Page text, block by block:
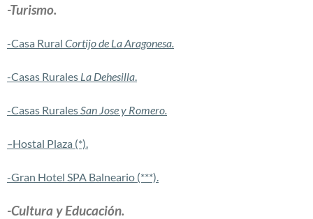
-Turismo.
-Casa Rural Cortijo de La Aragonesa.
-Casas Rurales La Dehesilla
-Casas Rurales San Jose y Romero.
–Hostal Plaza (*).
-Gran Hotel SPA Balneario (***).
-Cultura y Educación.